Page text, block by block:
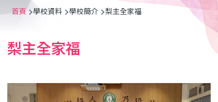
導
連
首頁 學校資料 學校簡介 梨主全家福
梨主全家福